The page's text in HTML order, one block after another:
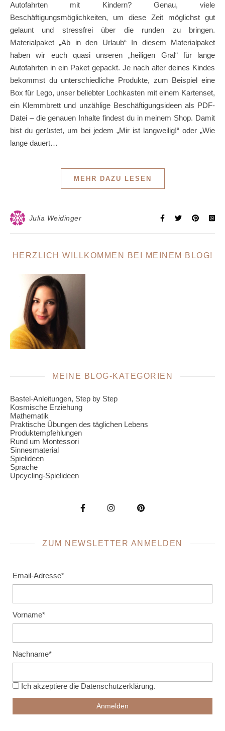
Autofahrten mit Kindern? Genau, viele
Beschäftigungsmöglichkeiten, um diese Zeit möglichst gut
gelaunt und stressfrei über die runden zu bringen.
Materialpaket „Ab in den Urlaub“ In diesem Materialpaket
haben wir euch quasi unseren „heiligen Gral“ für lange
Autofahrten in ein Paket gepackt. Je nach alter deines Kindes
bekommst du unterschiedliche Produkte, zum Beispiel eine
Box für Lego, unser beliebter Lochkasten mit einem Kartenset,
ein Klemmbrett und unzählige Beschäftigungsideen als PDF-
Datei – die genauen Inhalte findest du in meinem Shop. Damit
bist du gerüstet, um bei jedem „Mir ist langweilig!“ oder „Wie
lange dauert…
MEHR DAZU LESEN
Julia Weidinger
HERZLICH WILLKOMMEN BEI MEINEM BLOG!
MEINE BLOG-KATEGORIEN
Bastel-Anleitungen, Step by Step
Kosmische Erziehung
Mathematik
Praktische Übungen des täglichen Lebens
Produktempfehlungen
Rund um Montessori
Sinnesmaterial
Spielideen
Sprache
Upcycling-Spielideen
ZUM NEWSLETTER ANMELDEN
Email-Adresse*
Vorname*
Nachname*
Ich akzeptiere die Datenschutzerklärung.